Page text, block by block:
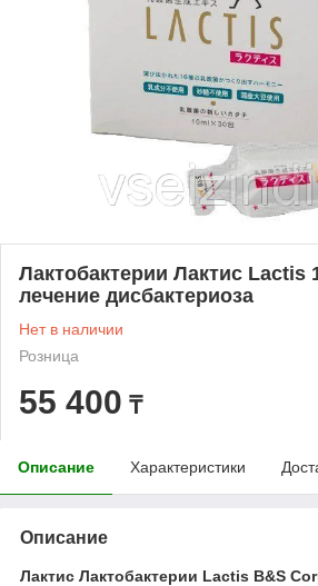
Лактобактерии Лактис Lactis
лечение дисбактериоза
Нет в наличии
Розница
55 400 ₸
Описание Характеристики
Описание
Лактис Лактобактерии Lactis B&S